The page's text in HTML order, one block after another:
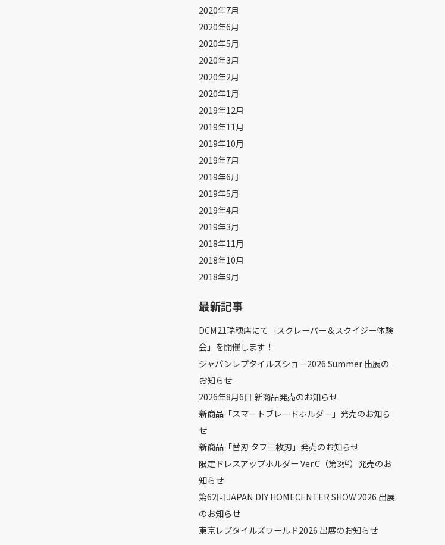
2020年7月
2020年6月
2020年5月
2020年3月
2020年2月
2020年1月
2019年12月
2019年11月
2019年10月
2019年7月
2019年6月
2019年5月
2019年4月
2019年3月
2018年11月
2018年10月
2018年9月
最新記事
DCM21瑞穂店にて「スクレーパー＆スクイジー体験
会」を開催します！
ジャパンレプタイルズショー2026 Summer 出展の
お知らせ
2026年8月6日 新商品発売のお知らせ
新商品「スマートブレードホルダー」発売のお知ら
せ
新商品「替刃 タフ三枚刃」発売のお知らせ
限定ドレスアップホルダー Ver.C（第3弾）発売のお
知らせ
第62回 JAPAN DIY HOMECENTER SHOW 2026 出展
のお知らせ
東京レプタイルズワールド2026 出展のお知らせ